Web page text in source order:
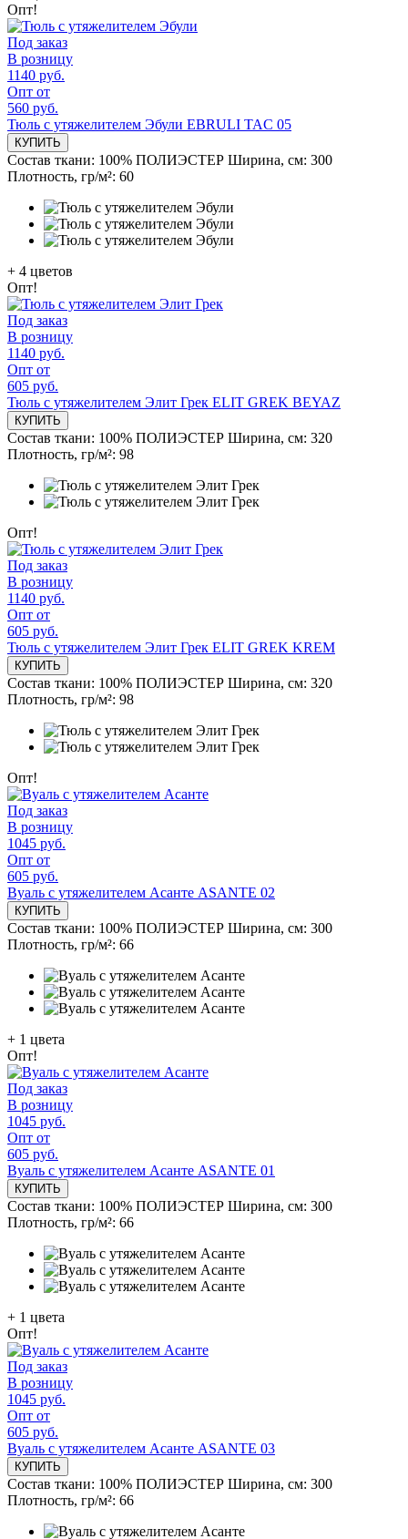
Опт!
Под заказ
В розницу
1140 руб.
Опт от
560 руб.
Тюль с утяжелителем Эбули EBRULI TAC 05
КУПИТЬ
Состав ткани: 100% ПОЛИЭСТЕР Ширина, см: 300
Плотность, гр/м²: 60
+ 4 цветов
Опт!
Под заказ
В розницу
1140 руб.
Опт от
605 руб.
Тюль с утяжелителем Элит Грек ELIT GREK BEYAZ
КУПИТЬ
Состав ткани: 100% ПОЛИЭСТЕР Ширина, см: 320
Плотность, гр/м²: 98
Опт!
Под заказ
В розницу
1140 руб.
Опт от
605 руб.
Тюль с утяжелителем Элит Грек ELIT GREK KREM
КУПИТЬ
Состав ткани: 100% ПОЛИЭСТЕР Ширина, см: 320
Плотность, гр/м²: 98
Опт!
Под заказ
В розницу
1045 руб.
Опт от
605 руб.
Вуаль с утяжелителем Асанте ASANTE 02
КУПИТЬ
Состав ткани: 100% ПОЛИЭСТЕР Ширина, см: 300
Плотность, гр/м²: 66
+ 1 цвета
Опт!
Под заказ
В розницу
1045 руб.
Опт от
605 руб.
Вуаль с утяжелителем Асанте ASANTE 01
КУПИТЬ
Состав ткани: 100% ПОЛИЭСТЕР Ширина, см: 300
Плотность, гр/м²: 66
+ 1 цвета
Опт!
Под заказ
В розницу
1045 руб.
Опт от
605 руб.
Вуаль с утяжелителем Асанте ASANTE 03
КУПИТЬ
Состав ткани: 100% ПОЛИЭСТЕР Ширина, см: 300
Плотность, гр/м²: 66